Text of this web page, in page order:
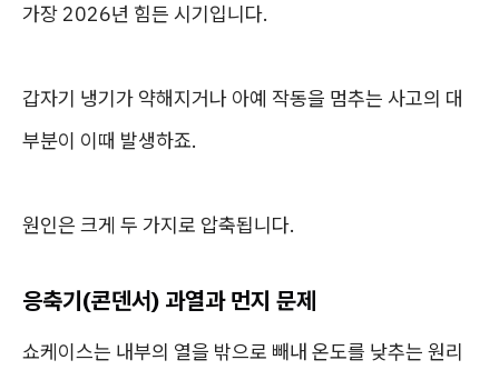
가장 2026년 힘든 시기입니다.
갑자기 냉기가 약해지거나 아예 작동을 멈추는 사고의 대
부분이 이때 발생하죠.
원인은 크게 두 가지로 압축됩니다.
응축기(콘덴서) 과열과 먼지 문제
쇼케이스는 내부의 열을 밖으로 빼내 온도를 낮추는 원리